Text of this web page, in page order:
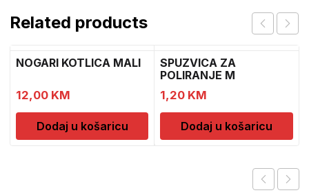
Related products
NOGARI KOTLICA MALI
12,00 KM
Dodaj u košaricu
SPUZVICA ZA
POLIRANJE M
1,20 KM
Dodaj u košaricu